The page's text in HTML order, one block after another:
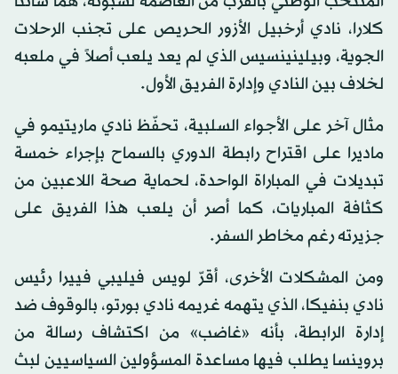
كلارا، نادي أرخبيل الأزور الحريص على تجنب الرحلات
الجوية، وبيلينينسيس الذي لم يعد يلعب أصلاً في ملعبه
لخلاف بين النادي وإدارة الفريق الأول.
مثال آخر على الأجواء السلبية، تحفّظ نادي ماريتيمو في
ماديرا على اقتراح رابطة الدوري بالسماح بإجراء خمسة
تبديلات في المباراة الواحدة، لحماية صحة اللاعبين من
كثافة المباريات، كما أصر أن يلعب هذا الفريق على
جزيرته رغم مخاطر السفر.
ومن المشكلات الأخرى، أقرّ لويس فيليبي فييرا رئيس
نادي بنفيكا، الذي يتهمه غريمه نادي بورتو، بالوقوف ضد
إدارة الرابطة، بأنه «غاضب» من اكتشاف رسالة من
بروينسا يطلب فيها مساعدة المسؤولين السياسيين لبث